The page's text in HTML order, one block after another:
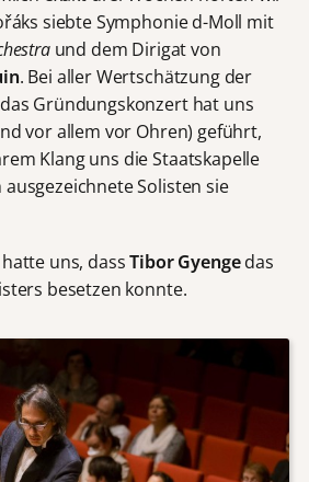
siebte Symphonie d-Moll mit
und dem Dirigat von
. Bei aller Wertschätzung der
Gründungskonzert hat uns
vor allem vor Ohren) geführt,
Klang uns die Staatskapelle
Solisten sie
uns, dassTibor Gyengedas
besetzen konnte.